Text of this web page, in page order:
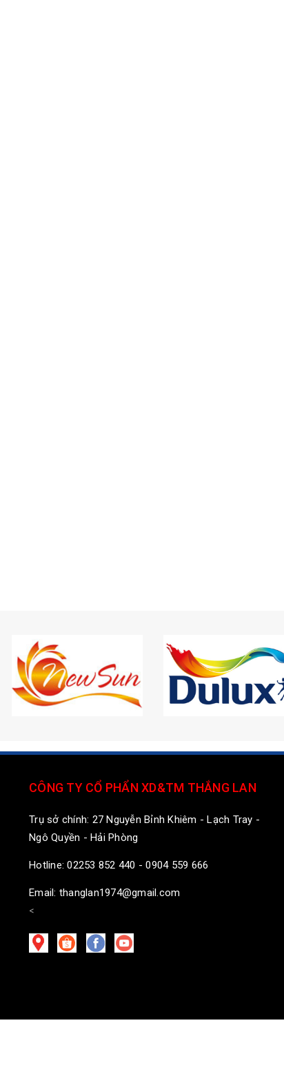
CÔNG TY CỔ PHẨN XD&TM THẮNG LAN
Trụ sở chính: 27 Nguyễn Bỉnh Khiêm - Lạch Tray -
Ngô Quyền - Hải Phòng
Hotline: 02253 852 440 - 0904 559 666
Email: thanglan1974@gmail.com
<